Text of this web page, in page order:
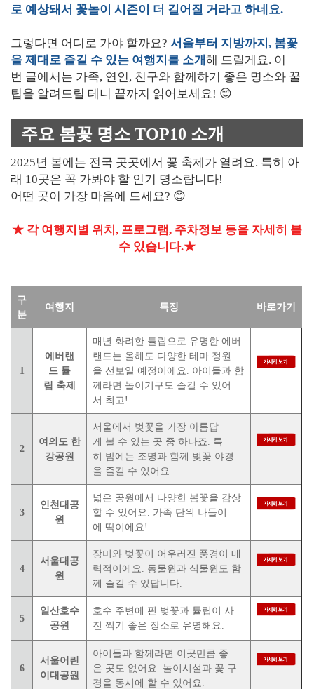
로 예상돼서 꽃놀이 시즌이 더 길어질 거라고 하네요.
그렇다면 어디로 가야 할까요? 서울부터 지방까지, 봄꽃
을 제대로 즐길 수 있는 여행지를 소개해 드릴게요. 이
번 글에서는 가족, 연인, 친구와 함께하기 좋은 명소와 꿀
팁을 알려드릴 테니 끝까지 읽어보세요! 😊
주요 봄꽃 명소 TOP10 소개
2025년 봄에는 전국 곳곳에서 꽃 축제가 열려요. 특히 아
래 10곳은 꼭 가봐야 할 인기 명소랍니다!
어떤 곳이 가장 마음에 드세요? 😊
★ 각 여행지별 위치, 프로그램, 주차정보 등을 자세히 볼
수 있습니다.★
구
분
여행지 특징 바로가기
1
에버랜
드 튤
립 축제
매년 화려한 튤립으로 유명한 에버
랜드는 올해도 다양한 테마 정원
을 선보일 예정이에요. 아이들과 함
께라면 놀이기구도 즐길 수 있어
서 최고!
2
여의도 한
강공원
서울에서 벚꽃을 가장 아름답
게 볼 수 있는 곳 중 하나죠. 특
히 밤에는 조명과 함께 벚꽃 야경
을 즐길 수 있어요.
3
인천대공
원
넓은 공원에서 다양한 봄꽃을 감상
할 수 있어요. 가족 단위 나들이
에 딱이에요!
4
서울대공
원
장미와 벚꽃이 어우러진 풍경이 매
력적이에요. 동물원과 식물원도 함
께 즐길 수 있답니다.
5
일산호수
공원
호수 주변에 핀 벚꽃과 튤립이 사
진 찍기 좋은 장소로 유명해요.
6
서울어린
이대공원
아이들과 함께라면 이곳만큼 좋
은 곳도 없어요. 놀이시설과 꽃 구
경을 동시에 할 수 있어요.